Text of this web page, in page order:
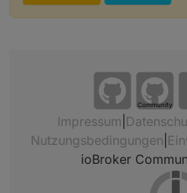
Community
Impressum
Nutzungsbedingungen
ioBroker